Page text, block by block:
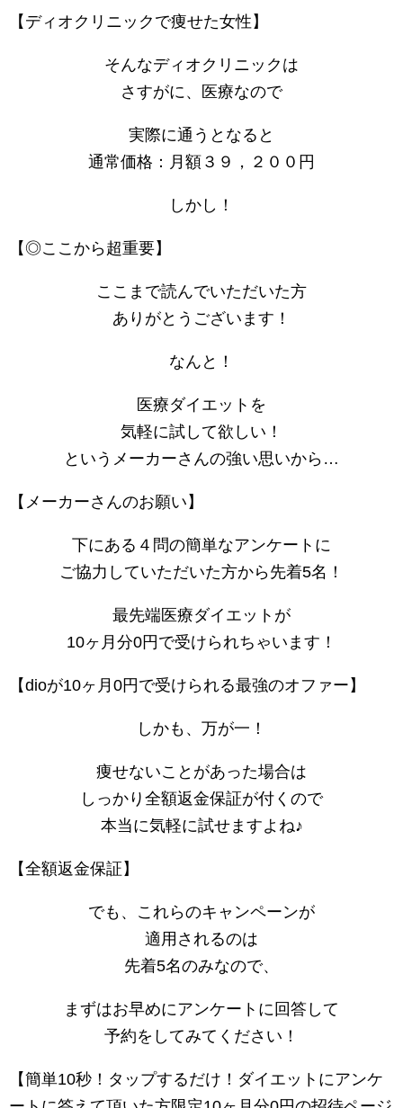
【ディオクリニックで痩せた女性】
そんなディオクリニックは
さすがに、医療なので
実際に通うとなると
通常価格：月額３９，２００円
しかし！
【◎ここから超重要】
ここまで読んでいただいた方
ありがとうございます！
なんと！
医療ダイエットを
気軽に試して欲しい！
というメーカーさんの強い思いから…
【メーカーさんのお願い】
下にある４問の簡単なアンケートに
ご協力していただいた方から先着5名！
最先端医療ダイエットが
10ヶ月分0円で受けられちゃいます！
【dioが10ヶ月0円で受けられる最強のオファー】
しかも、万が一！
痩せないことがあった場合は
しっかり全額返金保証が付くので
本当に気軽に試せますよね♪
【全額返金保証】
でも、これらのキャンペーンが
適用されるのは
先着5名のみなので、
まずはお早めにアンケートに回答して
予約をしてみてください！
【簡単10秒！タップするだけ！ダイエットにアンケ